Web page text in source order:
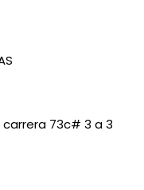
73c# 3 a 3